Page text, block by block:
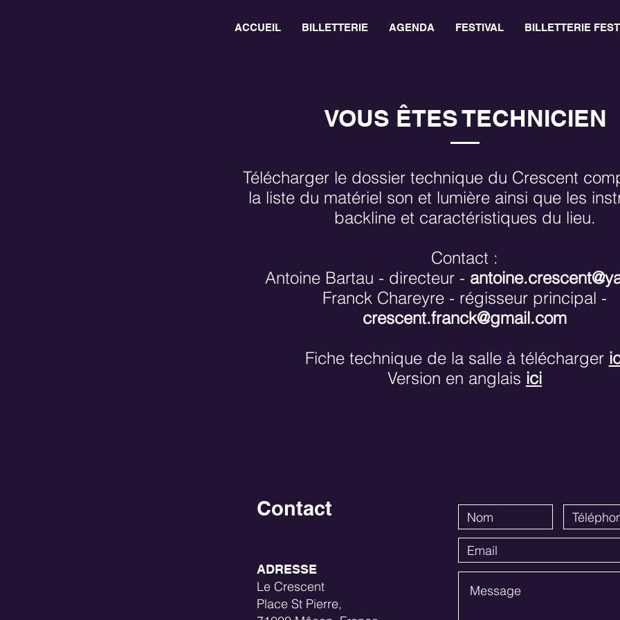
ACCUEIL BILLETTERIE AGENDA FESTIVAL BILLETTERIE
VOUS ÊTES TECHNICIEN
Télécharger le dossier technique du Crescent
la liste du matériel son et lumière ainsi que les
backline et caractéristiques du lieu.
Contact :
Antoine Bartau - directeur -
Franck Chareyre - régisseur principal -
crescent.franck@gmail.com
Fiche technique de la salle à télécharger
Version en anglais ici
Contact
ADRESSE
Le Crescent
Place St Pierre,